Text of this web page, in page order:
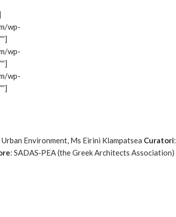
wp-
wp-
wp-
Environment, Ms Eirini Klampatsea Curatori:
: SADAS‐PEA (the Greek Architects Association)